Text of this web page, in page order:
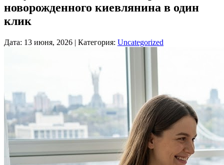
новорожденного киевлянина в один
клик
Дата: 13 июня, 2026 | Категория: Uncategorized